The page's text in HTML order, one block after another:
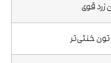
زرد قوی
خنثی‌تر